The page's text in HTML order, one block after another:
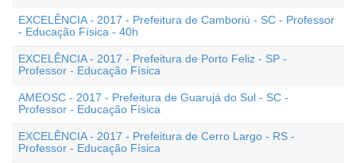
EXCELÊNCIA - 2017 - Prefeitura de Camboriú - SC - Professor
- Educação Física - 40h
EXCELÊNCIA - 2017 - Prefeitura de Porto Feliz - SP -
Professor - Educação Física
AMEOSC - 2017 - Prefeitura de Guarujá do Sul - SC -
Professor - Educação Física
EXCELÊNCIA - 2017 - Prefeitura de Cerro Largo - RS -
Professor - Educação Física